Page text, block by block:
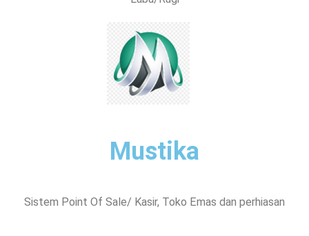
Mustika
Sistem Point Of Sale/ Kasir, Toko Emas dan perhiasan